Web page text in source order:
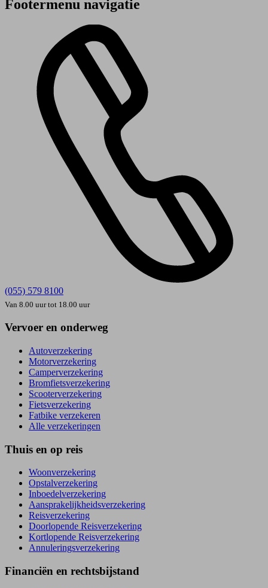
Footermenu navigatie
(055) 579 8100
Van 8.00 uur tot 18.00 uur
Vervoer en onderweg
Autoverzekering
Motorverzekering
Camperverzekering
Bromfietsverzekering
Scooterverzekering
Fietsverzekering
Fatbike verzekeren
Alle verzekeringen
Thuis en op reis
Woonverzekering
Opstal­verzekering
Inboedel­verzekering
Aansprakelijkheids­verzekering
Reisverzekering
Doorlopende Reisverzekering
Kortlopende Reisverzekering
Annuleringsverzekering
Financiën en rechtsbijstand